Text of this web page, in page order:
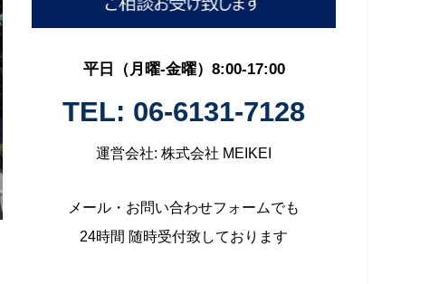
平日（月曜-金曜）8:00-17:00
TEL: 06-6131-7128
運営会社: 株式会社 MEIKEI
メール・お問い合わせフォームでも
24時間 随時受付致しております